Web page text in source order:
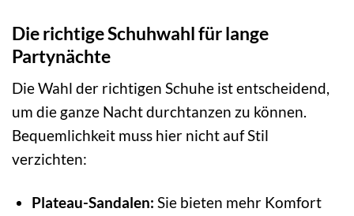
Die richtige Schuhwahl für lange
Partynächte
Die Wahl der richtigen Schuhe ist entscheidend,
um die ganze Nacht durchtanzen zu können.
Bequemlichkeit muss hier nicht auf Stil
verzichten:
Plateau-Sandalen: Sie bieten mehr Komfort